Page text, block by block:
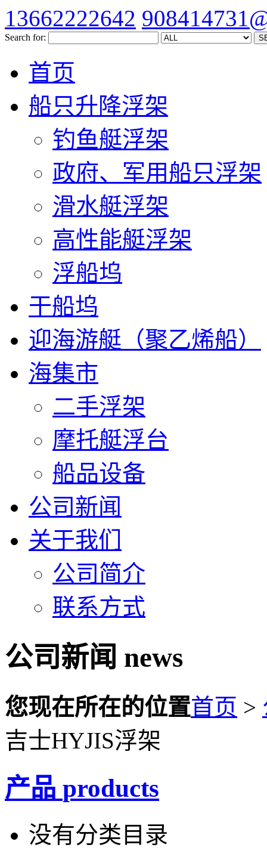
13662222642
Search for:
首页
船只升降浮架
钓鱼艇浮架
政府、军用船只浮架
滑水艇浮架
高性能艇浮架
浮船坞
干船坞
迎海游艇（聚乙烯船）
海集市
二手浮架
摩托艇浮台
船品设备
公司新闻
关于我们
公司简介
联系方式
公司新闻 news
您现在所在的位置首页 >
吉士HYJIS浮架
产品 products
没有分类目录